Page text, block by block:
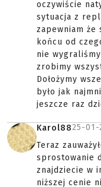
oczywiście
sytuacja z
zapewniam że
końcu od
nie
zrobimy
Dołożymy
było jak
jeszcze raz
Karol8825-01-
Teraz
sprostowanie
znajdziecie w
niższej cenie